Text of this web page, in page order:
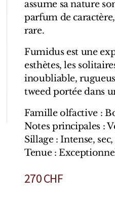
assume sa nature
parfum de
rare.
Fumidus est une
esthètes, les
inoubliable,
tweed portée dans
Famille olfactive :
Notes principales :
Sillage : Intense,
Tenue :
270CHF